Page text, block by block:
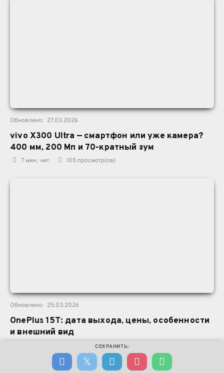
СОХРАНИТЬ:
Обновлено: 27.03.2026
vivo X300 Ultra — смартфон или уже камера?
400 мм, 200 Мп и 70-кратный зум
7 мин. чит. 105 просмотр(ов)
Обновлено: 25.03.2026
OnePlus 15T: дата выхода, цены, особенности
и внешний вид
просмотр(ов)